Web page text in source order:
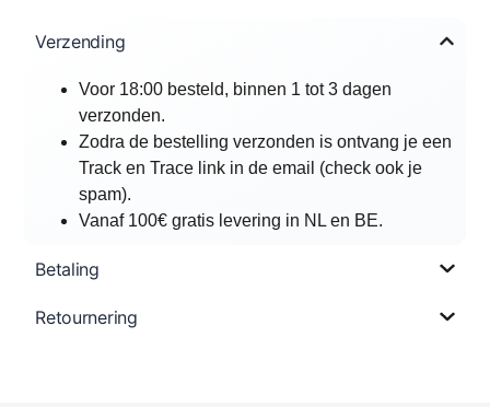
Verzending
Voor 18:00 besteld, binnen 1 tot 3 dagen
verzonden.
Zodra de bestelling verzonden is ontvang je een
Track en Trace link in de email (check ook je
spam).
Vanaf 100€ gratis levering in NL en BE.
Betaling
Retournering